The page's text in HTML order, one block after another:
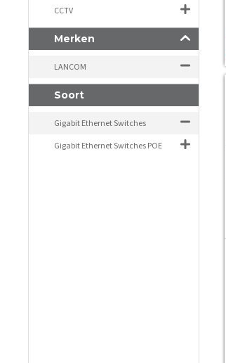
CCTV
Merken
LANCOM
Soort
Gigabit Ethernet Switches
Gigabit Ethernet Switches POE